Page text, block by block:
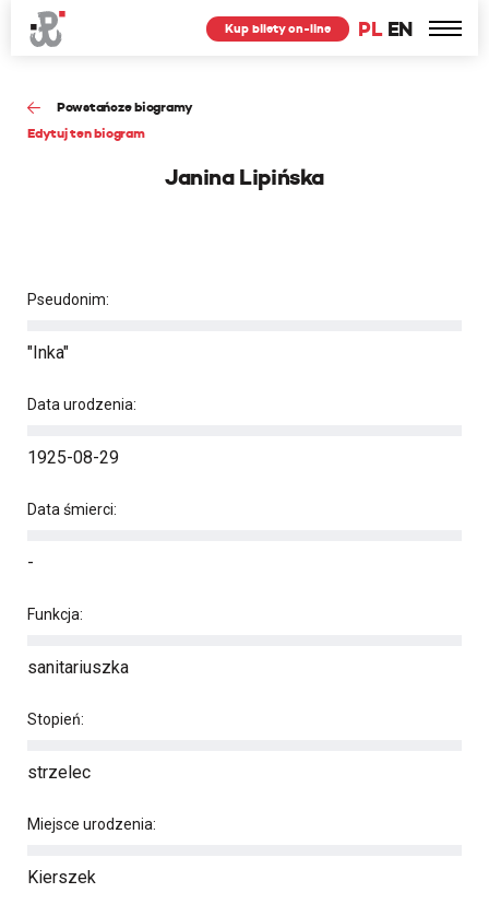
PL EN
Kup bilety on-line
Powstańcze biogramy
Edytuj ten biogram
Janina Lipińska
Pseudonim:
"Inka"
Data urodzenia:
1925-08-29
Data śmierci:
-
Funkcja:
sanitariuszka
Stopień:
strzelec
Miejsce urodzenia:
Kierszek